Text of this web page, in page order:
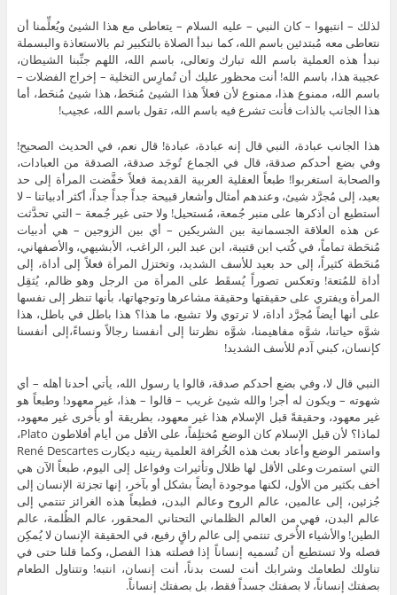
لذلك – انتبهوا – كان النبي – عليه السلام – يتعاطى مع هذا الشيئ ويُعلِّمنا أن
نتعاطى معه مُبتدئين باسم الله، كما نبدأ الصلاة بالتكبير ثم بالاستعاذة والبسملة
نبدأ هذه العملية باسم الله تبارك وتعالى، باسم الله، اللهم جنِّبنا الشيطان،
عجيبة هذا، باسم الله! أنت محظور عليك أن تُمارِس التخلية – إخراج الفضلات –
باسم الله، ممنوع هذا، ممنوع لأن فعلاً هذا الشيئ مُنحَط، هذا شيئ مُنحَط، أما
هذا الجانب بالذات فأنت تشرع فيه باسم الله، تقول باسم الله، عجيب!
هذا الجانب عبادة، النبي قال إنه عبادة، عبادة! قال نعم، في الحديث الصحيح!
وفي بضع أحدكم صدقة، قال في الجماع تُوجَد صدقة، الصدقة من العبادات،
والصحابة استغربوا! طبعاً العقلية العربية القديمة فعلاً خفَّضت المرأة إلى حد
بعيد، إلى مُجرَّد شيئ، وعندهم أمثال وأشعار قبيحة جداً جداً جداً، أكثر أدبياتنا – لا
أستطيع أن أذكرها على منبر جُمعة، مُستحيل! ولا حتى غير جُمعة – التي تحدَّثت
عن هذه العلاقة الجسمانية بين الشريكين – أي بين الزوجين – هي أدبيات
مُنحَطة تماماً، في كُتب ابن قتيبة، ابن عبد البر، الراغب، الأبشيهي، والأصفهاني،
مُنحَطة كثيراً، إلى حد بعيد للأسف الشديد، وتختزل المرأة فعلاً إلى أداة، إلى
أداة للمُتعة! وتعكس تصوراً يُسقَط على المرأة من الرجل وهو ظالم، يُثقِل
المرأة ويفتري على حقيقتها وحقيقة مشاعرها وتوجهاتها، بأنها تنظر إلى نفسها
على أنها أيضاً مُجرَّد أداة، لا ترتوي ولا تشبع، ما هذا؟ هذا باطل في باطل، هذا
شوَّه حياتنا، شوَّه مفاهيمنا، شوَّه نظرتنا إلى أنفسنا رجالاً ونساءً،إلى أنفسنا
كإنسان، كبني آدم للأسف الشديد!
النبي قال لا، وفي بضع أحدكم صدقة، قالوا يا رسول الله، يأتي أحدنا أهله – أي
شهوته – ويكون له أجر! والله شيئ غريب – قالوا – هذا، غير معهود! وطبعاً هو
غير معهود، وحقيقةً قبل الإسلام هذا غير معهود، بطريقة أو بأُخرى غير معهود،
لماذا؟ لأن قبل الإسلام كان الوضع مُختلِفاً، على الأقل من أيام أفلاطون Plato،
واستمر الوضع وأعاد بعث هذه الخُرافة العلمية رينيه ديكارت René Descartes
التي استمرت وعلى الأقل لها ظلال وتأثيرات وفواعل إلى اليوم، طبعاً الآن هي
أخف بكثير من الأول، لكنها موجودة أيضاً بشكل أو بآخر، إنها تجزئة الإنسان إلى
جُزئين، إلى عالمين، عالم الروح وعالم البدن، فطبعاً هذه الغرائز تنتمي إلى
عالم البدن، فهي من العالم الظلماني التحتاني المحقور، عالم الظُلمة، عالم
الطين! والأشياء الأُخرى تنتمي إلى عالم راقٍ رفيع، في الحقيقة الإنسان لا يُمكِن
فصله ولا تستطيع أن تُسميه إنساناً إذا فصلته هذا الفصل، وكما قلنا حتى في
تناولك لطعامك وشرابك أنت لست بدناً، أنت إنسان، انتبه! وتتناول الطعام
بصفتك إنساناً، لا بصفتك جسداً فقط، بل بصفتك إنساناً.